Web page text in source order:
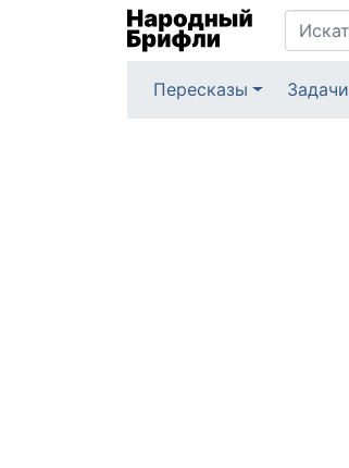
Пересказы Задачи